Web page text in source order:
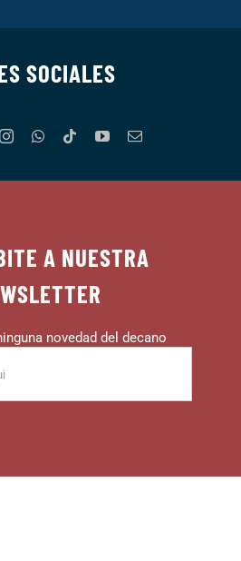
SOCIALES
A NUESTRA
novedad del decano